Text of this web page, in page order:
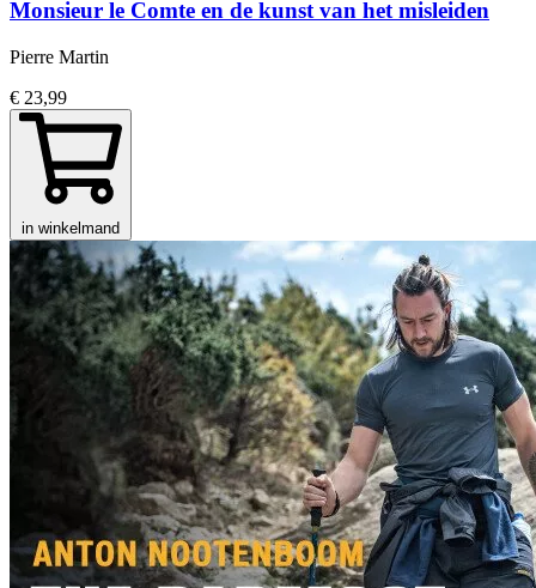
Monsieur le Comte en de kunst van het misleiden
Pierre Martin
€ 23,99
in winkelmand